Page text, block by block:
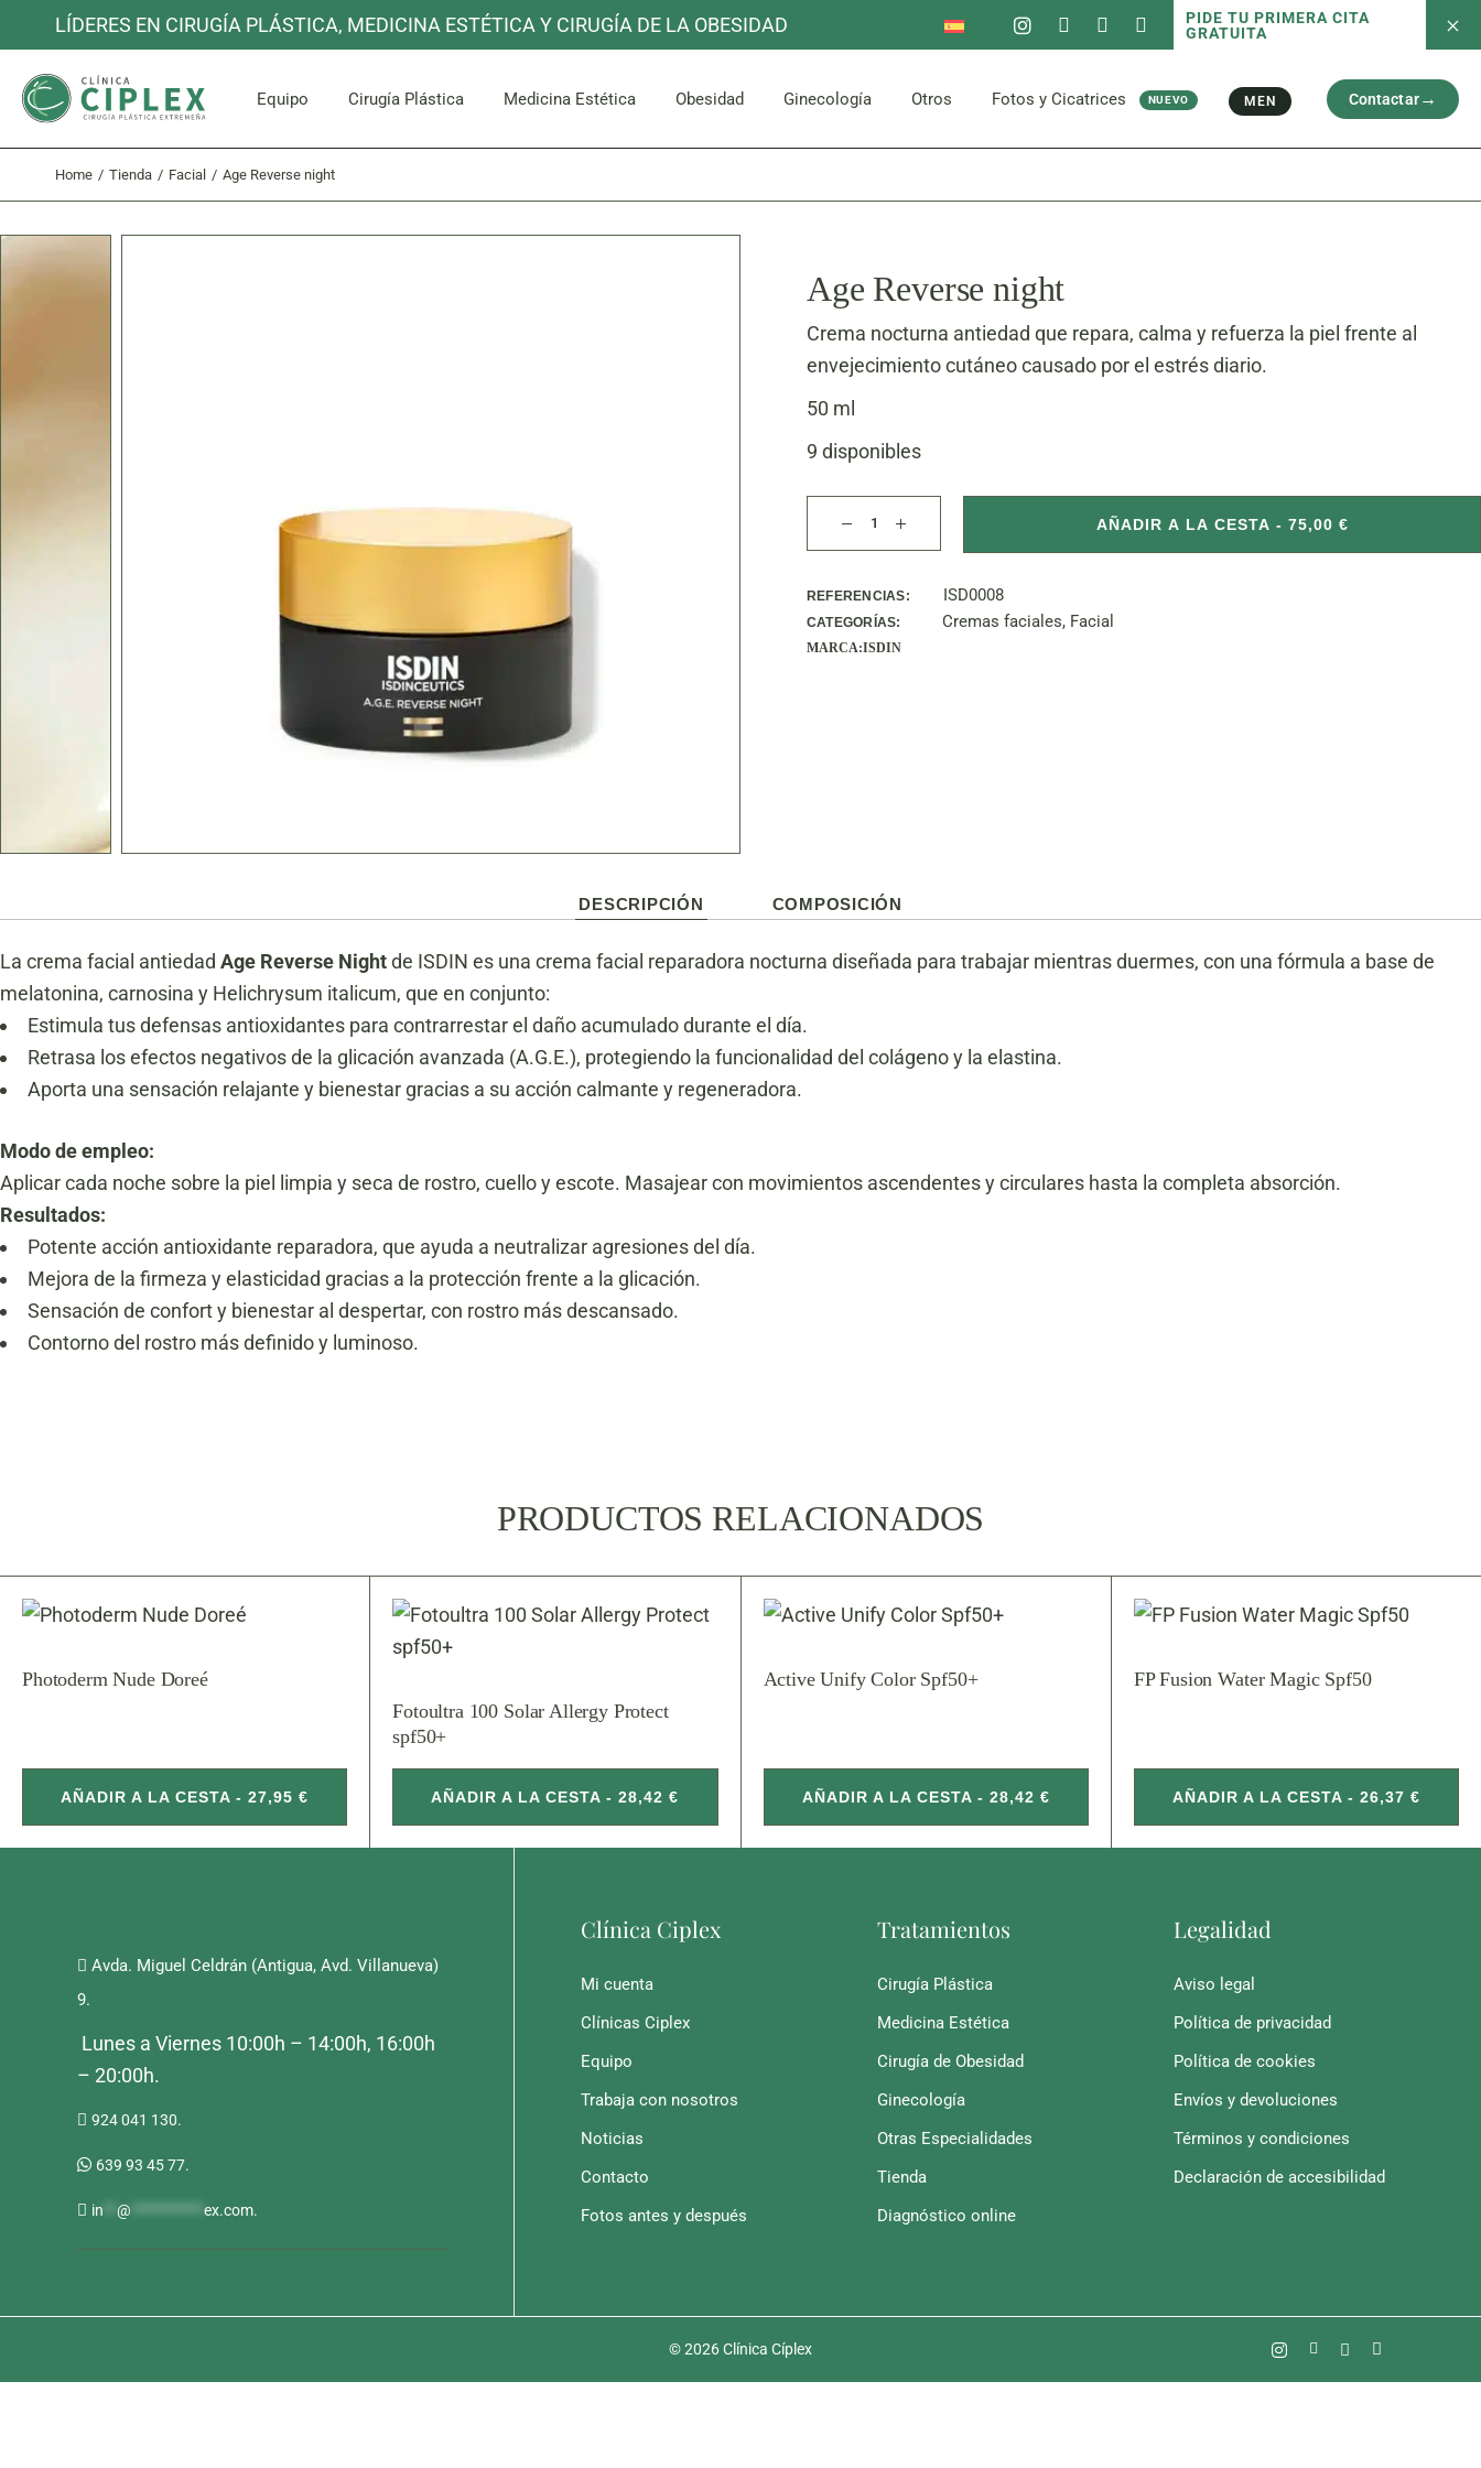
the
LÍDERES EN CIRUGÍA PLÁSTICA, MEDICINA ESTÉTICA Y CIRUGÍA DE LA OBESIDAD
PIDE TU PRIMERA CITA
GRATUITA
Equipo Cirugía Plástica
Cara y Cuello
Mama
Medicina Estética
Facial
Capilar
Obesidad Ginecología Otros
Otros servicios
Fotos y Cicatrices NUEVO
Fotos antes/después
MEN
Cara
Contactar
Mama
Brazos y Piernas
Reducción de Estómago
Bypass Gástrico
Otros serviciosFotos antes/después
Home Tienda Facial Age Reverse night
Age Reverse night
Crema nocturna antiedad que repara, calma y refuerza la piel frente al
envejecimiento cutáneo causado por el estrés diario.
50 ml
9 disponibles
AÑADIR A LA CESTA - 75,00 €
REFERENCIAS: ISD0008
CATEGORÍAS: Cremas faciales, Facial
MARCA:ISDIN
DESCRIPCIÓN COMPOSICIÓN
La crema facial antiedad Age Reverse Nightde ISDIN es una crema facial reparadora nocturna diseñada para trabajar mientras duermes, con una fórmula a base de
melatonina, carnosina y Helichrysum italicum, que en conjunto:
Estimula tus defensas antioxidantes para contrarrestar el daño acumulado durante el día.
Retrasa los efectos negativos de la glicación avanzada (A.G.E.), protegiendo la funcionalidad del colágeno y la elastina.
Aporta una sensación relajante y bienestar gracias a su acción calmante y regeneradora.
Modo de empleo:
Aplicar cada noche sobre la piel limpia y seca de rostro, cuello y escote. Masajear con movimientos ascendentes y circulares hasta la completa absorción.
Resultados:
Potente acción antioxidante reparadora, que ayuda a neutralizar agresiones del día.
Mejora de la firmeza y elasticidad gracias a la protección frente a la glicación.
Sensación de confort y bienestar al despertar, con rostro más descansado.
Contorno del rostro más definido y luminoso.
PRODUCTOS RELACIONADOS
Photoderm Nude Doreé
AÑADIR A LA CESTA - 27,95 €
Fotoultra 100 Solar Allergy Protect
spf50+
AÑADIR A LA CESTA - 28,42 €
Active Unify Color Spf50+
AÑADIR A LA CESTA - 28,42 €
FP Fusion Water Magic Spf50
AÑADIR A LA CESTA - 26,37 €
Avda. Miguel Celdrán (Antigua, Avd. Villanueva)
9.
Lunes a Viernes 10:00h – 14:00h, 16:00h
– 20:00h.
924 041 130.
639 93 45 77.
in @ ex.com.
Clínica Ciplex
Mi cuenta
Clínicas Ciplex
Equipo
Trabaja con nosotros
Noticias
Contacto
Fotos antes y después
Tratamientos
Cirugía Plástica
Medicina Estética
Cirugía de Obesidad
Ginecología
Otras Especialidades
Tienda
Diagnóstico online
Legalidad
Aviso legal
Política de privacidad
Política de cookies
Envíos y devoluciones
Términos y condiciones
Declaración de accesibilidad
© 2026 Clínica Cíplex